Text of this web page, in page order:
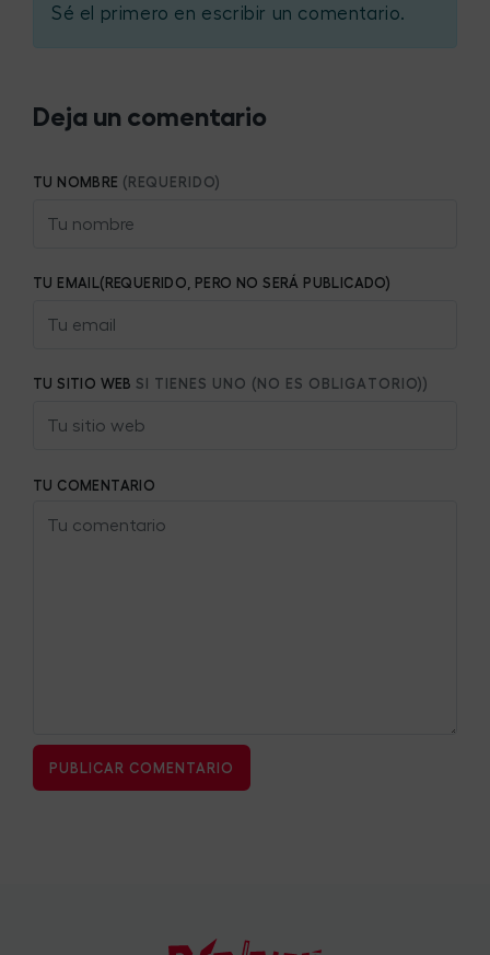
Sé el primero en escribir un comentario.
Deja un comentario
TU NOMBRE (REQUERIDO)
TU EMAIL(REQUERIDO, PERO NO SERÁ PUBLICADO)
TU SITIO WEB SI TIENES UNO (NO ES OBLIGATORIO))
TU COMENTARIO